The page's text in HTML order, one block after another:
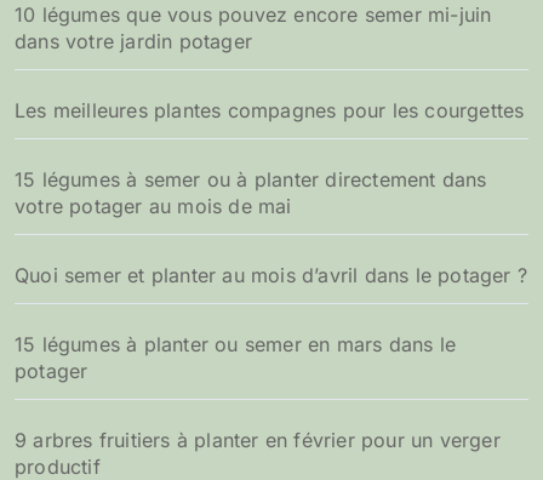
10 légumes que vous pouvez encore semer mi-juin
dans votre jardin potager
Les meilleures plantes compagnes pour les courgettes
15 légumes à semer ou à planter directement dans
votre potager au mois de mai
Quoi semer et planter au mois d’avril dans le potager ?
15 légumes à planter ou semer en mars dans le
potager
9 arbres fruitiers à planter en février pour un verger
productif